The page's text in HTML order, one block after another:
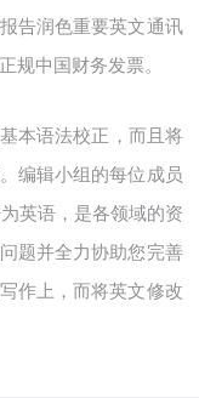
告润色重要英文通讯
规中国财务发票。
本语法校正，而且将
编辑小组的每位成员
英语，是各领域的资
题并全力协助您完善
作上，而将英文修改